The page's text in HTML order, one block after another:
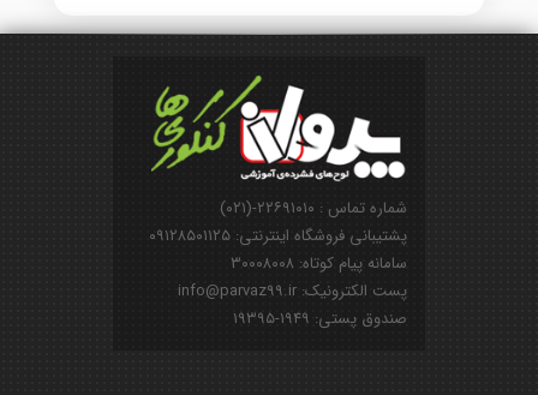
شماره تماس : ۲۲۶۹۱۰۱۰-(۰۲۱)
پشتیبانی فروشگاه اینترنتی: ۰۹۱۲۸۵۰۱۱۲۵
سامانه پیام کوتاه: ۳۰۰۰۸۰۰۸
پست الکترونیک: info@parvaz99.ir
صندوق پستی: ۱۹۴۹-۱۹۳۹۵